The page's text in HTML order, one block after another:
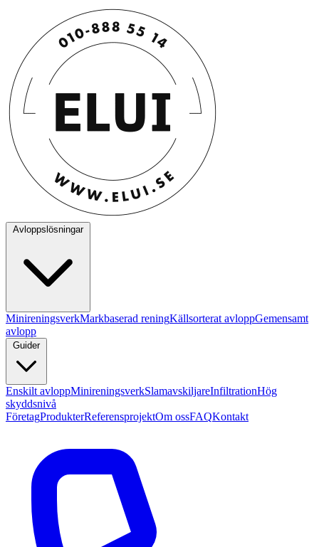
Avloppslösningar
MinireningsverkMarkbaserad reningKällsorterat avloppGemensamt
avlopp
Guider
Enskilt avloppMinireningsverkSlamavskiljareInfiltrationHög
skyddsnivå
FöretagProdukterReferensprojektOm ossFAQKontakt